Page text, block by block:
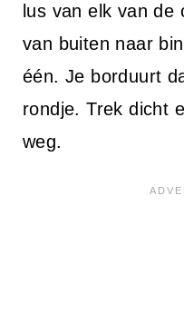
lus van elk van de
van buiten naar
één. Je borduurt
rondje. Trek dicht
weg.